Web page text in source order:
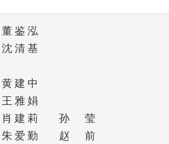
董鉴泓
沈清基
黄建中
王雅娟
肖建莉
孙莹
朱爱勤
赵前